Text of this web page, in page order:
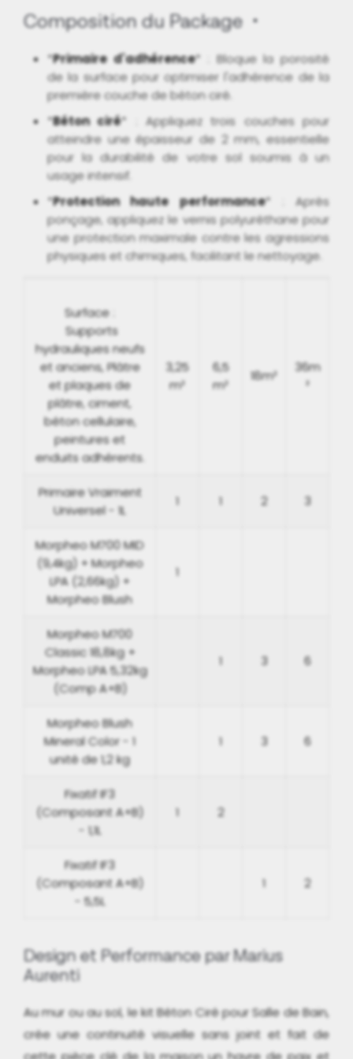
Composition du Package
*Primaire d'adhérence* : Bloque la porosité
de la surface pour optimiser l'adhérence de la
première couche de béton ciré.
*Béton ciré* : Appliquez trois couches pour
atteindre une épaisseur de 2 mm, essentielle
pour la durabilité de votre sol soumis à un
usage intensif.
*Protection haute performance* : Après
ponçage, appliquez le vernis polyuréthane pour
une protection maximale contre les agressions
physiques et chimiques, facilitant le nettoyage.
Surface :
Supports
hydrauliques neufs
et anciens, Plâtre
et plaques de
plâtre, ciment,
béton cellulaire,
peintures et
enduits adhérents.
3,25
m²
6,5
m²
18m²
36m
²
Primaire Vraiment
Universel - 1L
1 1 2 3
Morpheo M700 MID
(9,4kg) + Morpheo
LPA (2,66kg) +
Morpheo Blush
1
Morpheo M700
Classic 18,8kg +
Morpheo LPA 5,32kg
(Comp A+B)
1 3 6
Morpheo Blush
Mineral Color - 1
unité de 1,2 kg
1 3 6
Fixatif IF3
(Composant A+B)
- 1,1L
1 2
Fixatif IF3
(Composant A+B)
- 5,5L
1 2
Design et Performance par Marius
Aurenti
Au mur ou au sol, le kit Béton Ciré pour Salle de Bain,
crée une continuité visuelle sans joint et fait de